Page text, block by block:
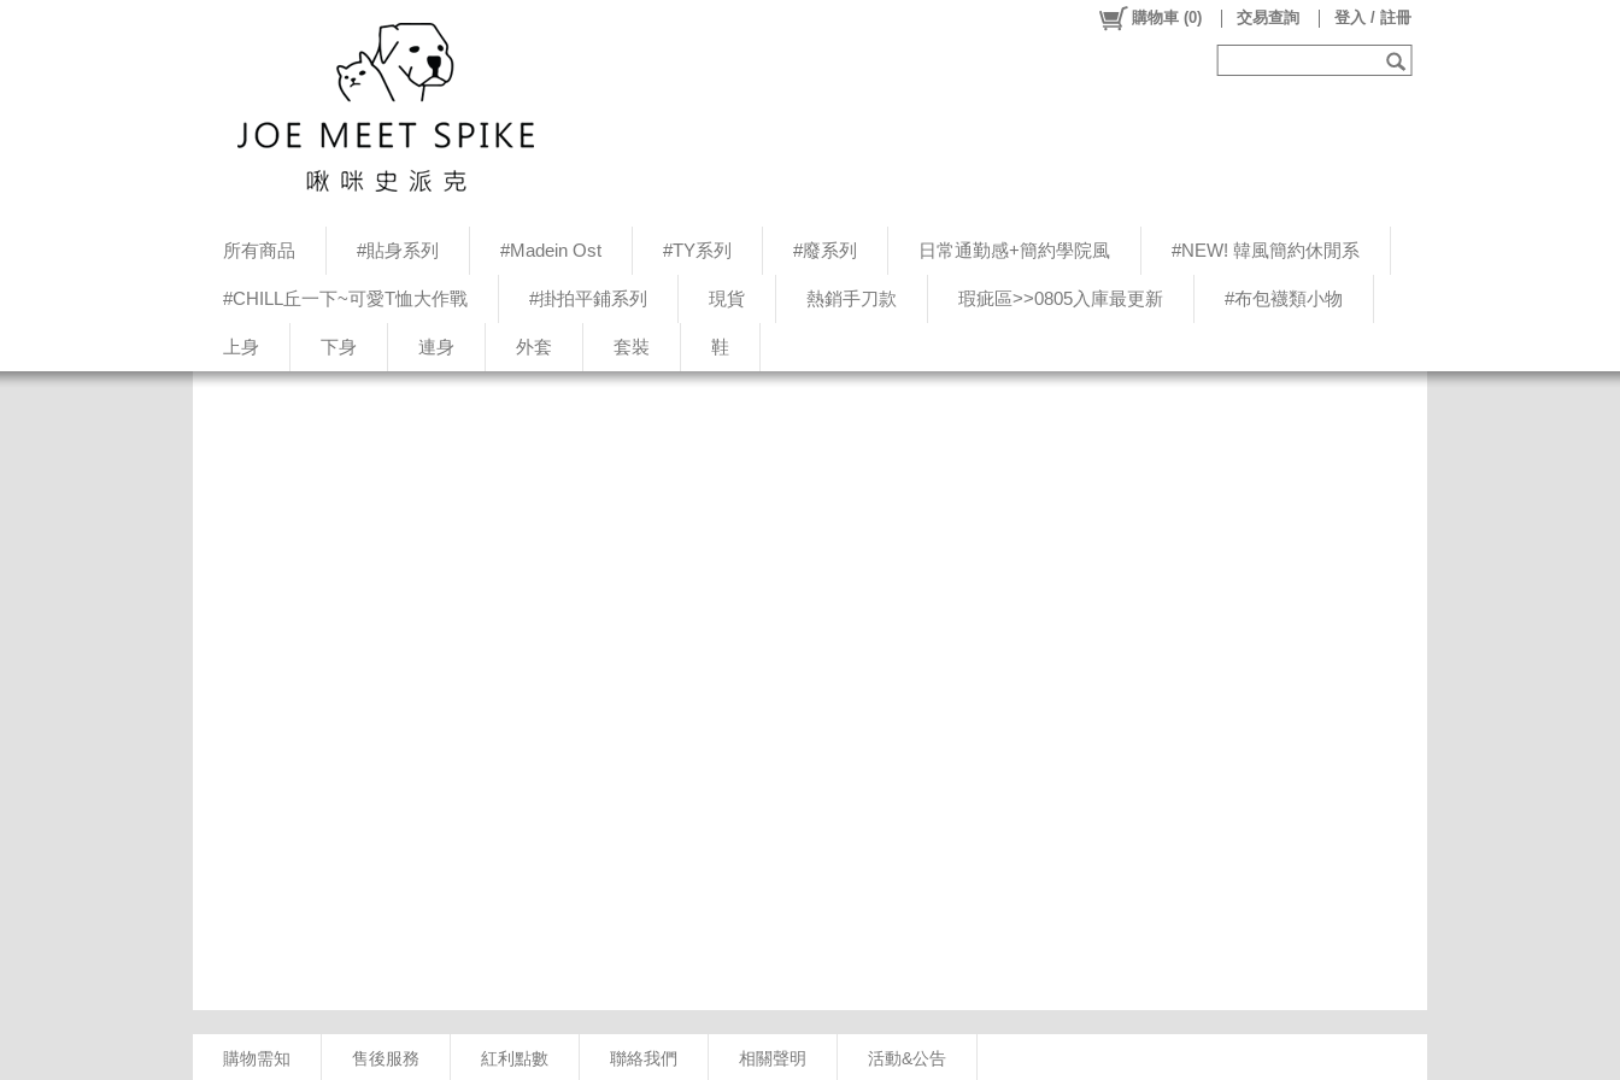
所有商品 #貼身系列 #Madein Ost #TY系列 #廢系列 日常通勤感+簡約學院風 #NEW! 韓風簡約休閒系
#CHILL丘一下~可愛T恤大作戰 #掛拍平鋪系列 現貨 熱銷手刀款 瑕疵區>>0805入庫最更新 #布包襪類小物
上身 下身 連身 外套 套裝 鞋
購物車 (0) 交易查詢 登入 / 註冊